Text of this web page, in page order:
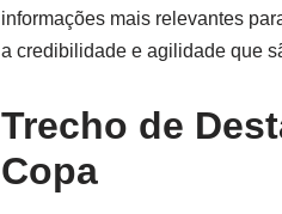
informações mais relevantes
a credibilidade e agilidade que
Trecho de
Copa